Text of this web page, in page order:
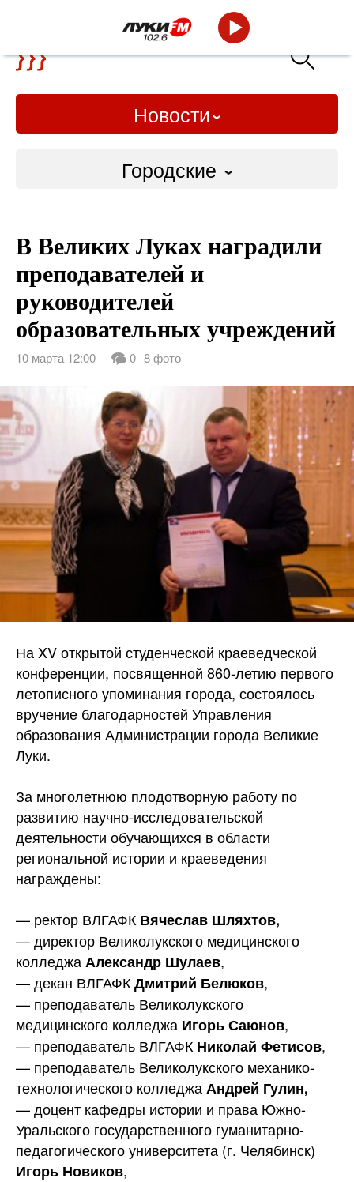
Новости
Городские
Слово Дело
Народные
ВТРК
В Великих Луках наградили
преподавателей и
руководителей
образовательных учреждений
10 марта 12:00 0 8 фото
На XV открытой студенческой краеведческой
конференции, посвященной 860-летию первого
летописного упоминания города, состоялось
вручение благодарностей Управления
образования Администрации города Великие
Луки.
За многолетнюю плодотворную работу по
развитию научно-исследовательской
деятельности обучающихся в области
региональной истории и краеведения
награждены:
— ректор ВЛГАФК Вячеслав Шляхтов,
— директор Великолукского медицинского
колледжаАлександр Шулаев,
— декан ВЛГАФКДмитрий Белюков,
— преподаватель Великолукского
медицинского колледжа Игорь Саюнов,
— преподаватель ВЛГАФК Николай Фетисов,
— преподаватель Великолукского механико-
технологического колледжаАндрей Гулин,
— доцент кафедры истории и права Южно-
Уральского государственного гуманитарно-
педагогического университета (г. Челябинск)
Игорь Новиков,